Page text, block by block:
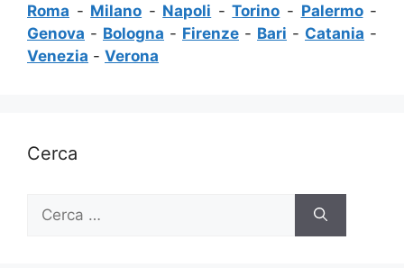
Roma - Milano - Napoli -Torino - Palermo-
Genova - Bologna - Firenze - Bari - Catania -
Venezia - Verona
Cerca
per: